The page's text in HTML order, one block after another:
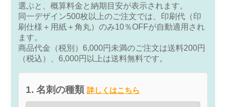
選ぶと、概算料金と納期目安が表示されます。
同一デザイン500枚以上のご注文では、印刷代（印
刷仕様＋用紙＋角丸）のみ10％OFFが自動適用され
ます。
商品代金（税別）6,000円未満のご注文は送料200円
（税込）、6,000円以上は送料無料です。
1. 名刺の種類詳しくはこちら